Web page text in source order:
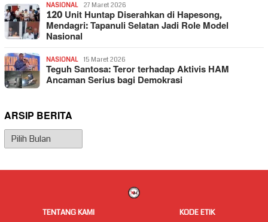
NASIONAL 27 Maret 2026
120 Unit Huntap Diserahkan di Hapesong,
Mendagri: Tapanuli Selatan Jadi Role Model
Nasional
NASIONAL 15 Maret 2026
Teguh Santosa: Teror terhadap Aktivis HAM
Ancaman Serius bagi Demokrasi
ARSIP BERITA
Arsip
Berita
TENTANG KAMI KODE ETIK